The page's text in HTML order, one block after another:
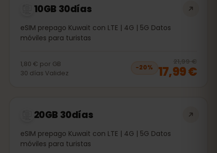
10GB 30días
eSIM prepago Kuwait con LTE | 4G | 5G Datos
móviles para turistas
1,80 € por GB
30 días Validez
−20%
21,99 €
17,99 €
20GB 30días
eSIM prepago Kuwait con LTE | 4G | 5G Datos
móviles para turistas